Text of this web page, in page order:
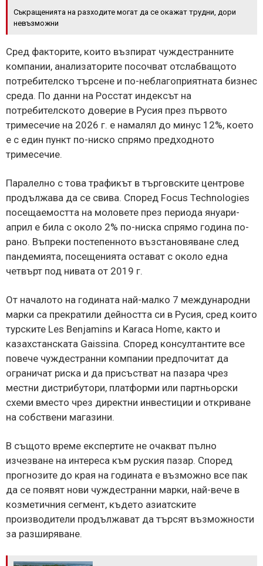
Съкращенията на разходите могат да се окажат трудни, дори
невъзможни
Сред факторите, които възпират чуждестранните
компании, анализаторите посочват отслабващото
потребителско търсене и по-неблагоприятната бизнес
среда. По данни на Росстат индексът на
потребителското доверие в Русия през първото
тримесечие на 2026 г. е намалял до минус 12%, което
е с един пункт по-ниско спрямо предходното
тримесечие.
Паралелно с това трафикът в търговските центрове
продължава да се свива. Според Focus Technologies
посещаемостта на моловете през периода януари-
април е била с около 2% по-ниска спрямо година по-
рано. Въпреки постепенното възстановяване след
пандемията, посещенията остават с около една
четвърт под нивата от 2019 г.
От началото на годината най-малко 7 международни
марки са прекратили дейността си в Русия, сред които
турските Les Benjamins и Karaca Home, както и
казахстанската Gaissina. Според консултантите все
повече чуждестранни компании предпочитат да
ограничат риска и да присъстват на пазара чрез
местни дистрибутори, платформи или партньорски
схеми вместо чрез директни инвестиции и откриване
на собствени магазини.
В същото време експертите не очакват пълно
изчезване на интереса към руския пазар. Според
прогнозите до края на годината е възможно все пак
да се появят нови чуждестранни марки, най-вече в
козметичния сегмент, където азиатските
производители продължават да търсят възможности
за разширяване.